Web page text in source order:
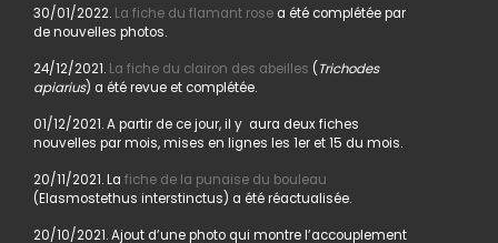
30/01/2022. La fiche du flamant rosea été complétée par
de nouvelles photos.
24/12/2021. La fiche du clairon des abeilles ( Trichodes
apiarius) a été revue et complétée.
01/12/2021. A partir de ce jour, il y aura deux fiches
nouvelles par mois, mises en lignes les 1er et 15 du mois.
20/11/2021. La fiche de la punaise du bouleau
(Elasmostethus interstinctus) a été réactualisée.
20/10/2021. Ajout d’une photo qui montre l’accouplement